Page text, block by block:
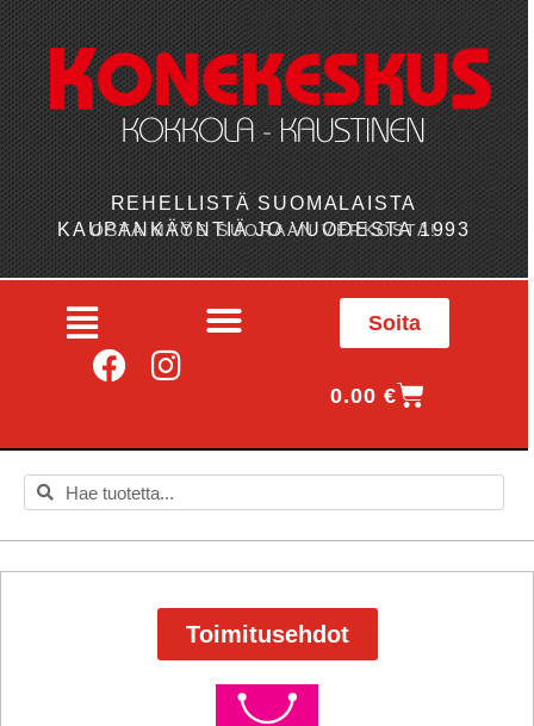
REHELLISTÄ SUOMALAISTA
KAUPANKÄYNTIÄ JO VUODESTA 1993
OSTA MYÖS SUORAAN VERKOSTA!
Soita
0.00€
Toimitusehdot